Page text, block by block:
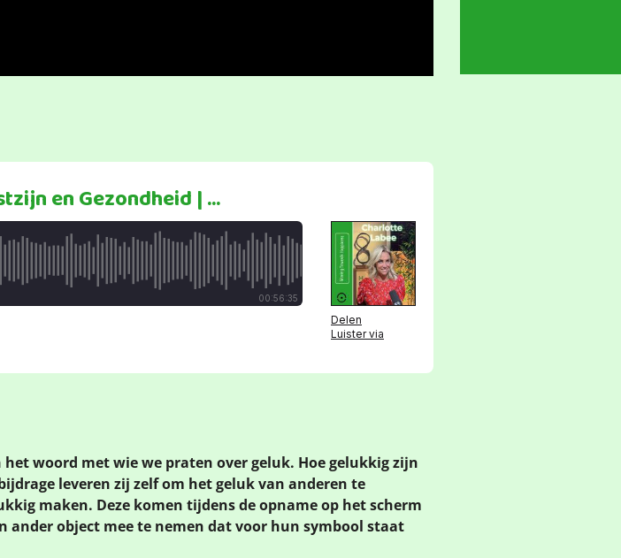
woord met wie we praten over geluk. Hoe gelukkig zijn
leveren zij zelf om het geluk van anderen te
maken. Deze komen tijdens de opname op het scherm
ander object mee te nemen dat voor hun symbool staat